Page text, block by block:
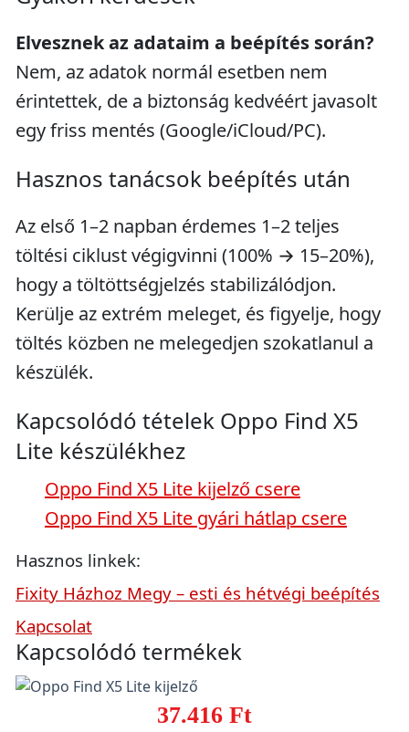
Elvesznek az adataim a beépítés során?
Nem, az adatok normál esetben nem
érintettek, de a biztonság kedvéért javasolt
egy friss mentés (Google/iCloud/PC).
Hasznos tanácsok beépítés után
Az első 1–2 napban érdemes 1–2 teljes
töltési ciklust végigvinni (100% → 15–20%),
hogy a töltöttségjelzés stabilizálódjon.
Kerülje az extrém meleget, és figyelje, hogy
töltés közben ne melegedjen szokatlanul a
készülék.
Kapcsolódó tételek Oppo Find X5
Lite készülékhez
Oppo Find X5 Lite kijelző csere
Oppo Find X5 Lite gyári hátlap csere
Hasznos linkek:
Fixity Házhoz Megy – esti és hétvégi beépítés
Kapcsolat
Kapcsolódó termékek
37.416 Ft